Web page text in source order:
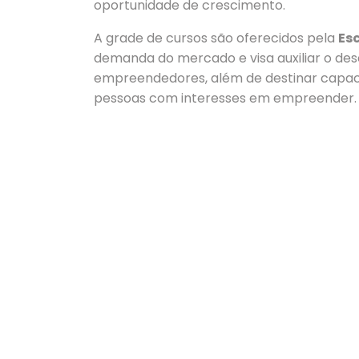
oportunidade de crescimento.
A grade de cursos são oferecidos pela
demanda do mercado e visa auxiliar o
empreendedores, além de destinar
pessoas com interesses em empreender.